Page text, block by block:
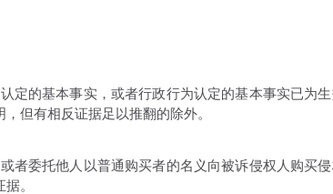
的基本事实，或者行政行为认定的基本事实已为
但有相反证据足以推翻的除外。
委托他人以普通购买者的名义向被诉侵权人购买
。